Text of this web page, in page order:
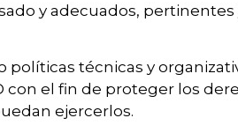
y adecuados,
políticas técnicas y
el fin de proteger los
ejercerlos.